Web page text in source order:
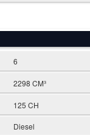
6
2298 CM³
125 CH
Diesel